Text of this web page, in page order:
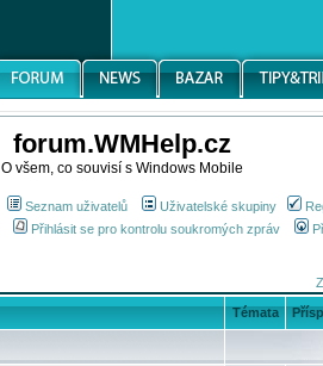
forum.WMHelp.cz
O všem, co souvisí s Windows Mobile
Seznam uživatelů Uživatelské skupiny
Přihlásit se pro kontrolu soukromých zpráv
Témata